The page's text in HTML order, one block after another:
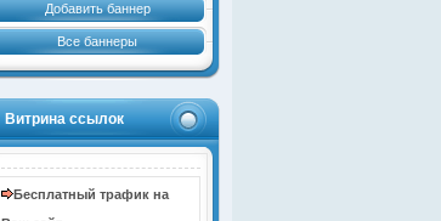
Добавить баннер
Все баннеры
Витрина ссылок
Бесплатный трафик на